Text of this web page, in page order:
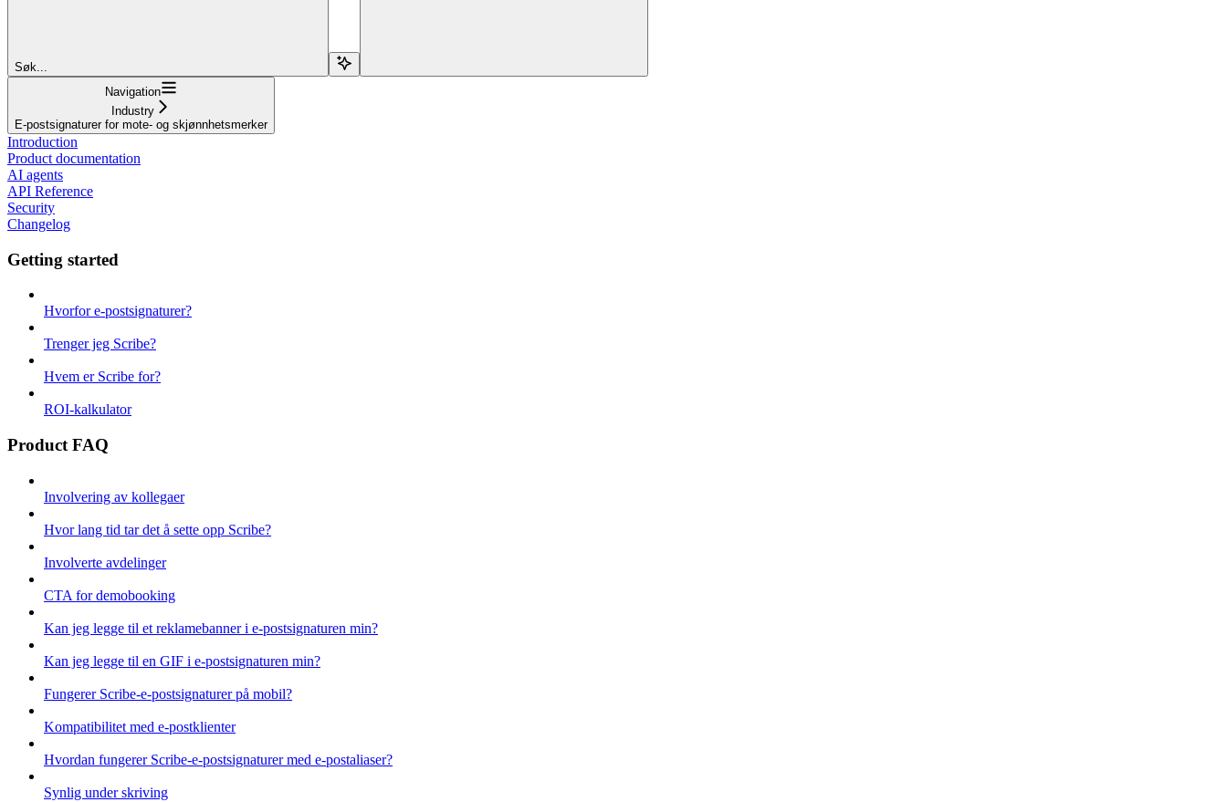
Søk...
Navigation
Industry
E-postsignaturer for mote- og skjønnhetsmerker
Introduction
Product documentation
AI agents
API Reference
Security
Changelog
Getting started
Hvorfor e-postsignaturer?
Trenger jeg Scribe?
Hvem er Scribe for?
ROI-kalkulator
Product FAQ
Involvering av kollegaer
Hvor lang tid tar det å sette opp Scribe?
Involverte avdelinger
CTA for demobooking
Kan jeg legge til et reklamebanner i e-postsignaturen min?
Kan jeg legge til en GIF i e-postsignaturen min?
Fungerer Scribe-e-postsignaturer på mobil?
Kompatibilitet med e-postklienter
Hvordan fungerer Scribe-e-postsignaturer med e-postaliaser?
Synlig under skriving